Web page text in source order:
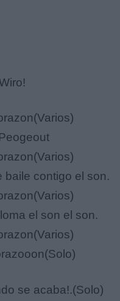
baile contigo el son.
el son el son.
se acaba!.(Solo)